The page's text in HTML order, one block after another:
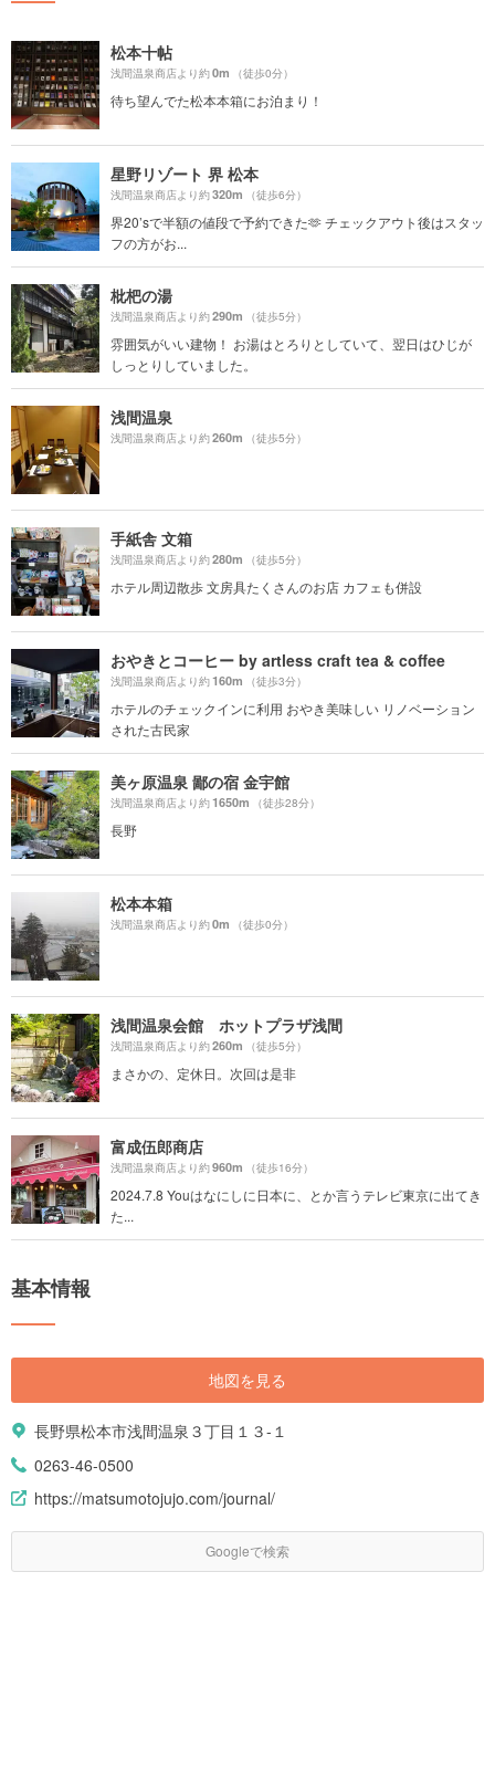
松本十帖
浅間温泉商店より約0m （徒歩0分）
待ち望んでた松本本箱にお泊まり！
星野リゾート 界 松本
浅間温泉商店より約320m （徒歩6分）
界20’sで半額の値段で予約できた🫶 チェックアウト後はスタッ
フの方がお...
枇杷の湯
浅間温泉商店より約290m （徒歩5分）
雰囲気がいい建物！ お湯はとろりとしていて、翌日はひじが
しっとりしていました。
浅間温泉
浅間温泉商店より約260m （徒歩5分）
手紙舎 文箱
浅間温泉商店より約280m （徒歩5分）
ホテル周辺散歩 文房具たくさんのお店 カフェも併設
おやきとコーヒー by artless craft tea & coffee
浅間温泉商店より約160m （徒歩3分）
ホテルのチェックインに利用 おやき美味しい リノベーション
された古民家
美ヶ原温泉 鄙の宿 金宇館
浅間温泉商店より約1650m （徒歩28分）
長野
松本本箱
浅間温泉商店より約0m （徒歩0分）
浅間温泉会館 ホットプラザ浅間
浅間温泉商店より約260m （徒歩5分）
まさかの、定休日。次回は是非
富成伍郎商店
浅間温泉商店より約960m （徒歩16分）
2024.7.8 Youはなにしに日本に、とか言うテレビ東京に出てき
た...
基本情報
地図を見る
長野県松本市浅間温泉３丁目１３-１
0263-46-0500
https://matsumotojujo.com/journal/
Googleで検索